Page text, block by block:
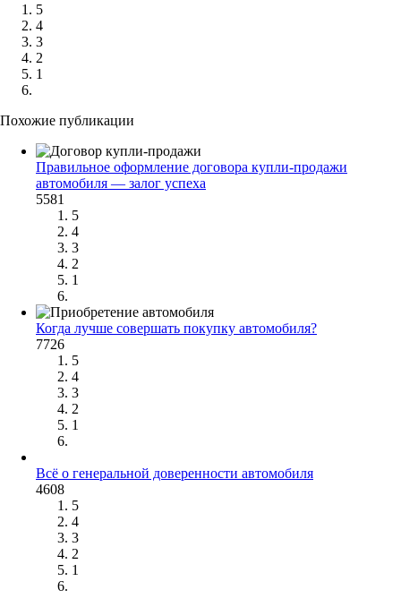
5
4
3
2
1
Похожие публикации
Правильное оформление договора купли-продажи
автомобиля — залог успеха
5581
5
4
3
2
1
Когда лучше совершать покупку автомобиля?
7726
5
4
3
2
1
Всё о генеральной доверенности автомобиля
4608
5
4
3
2
1